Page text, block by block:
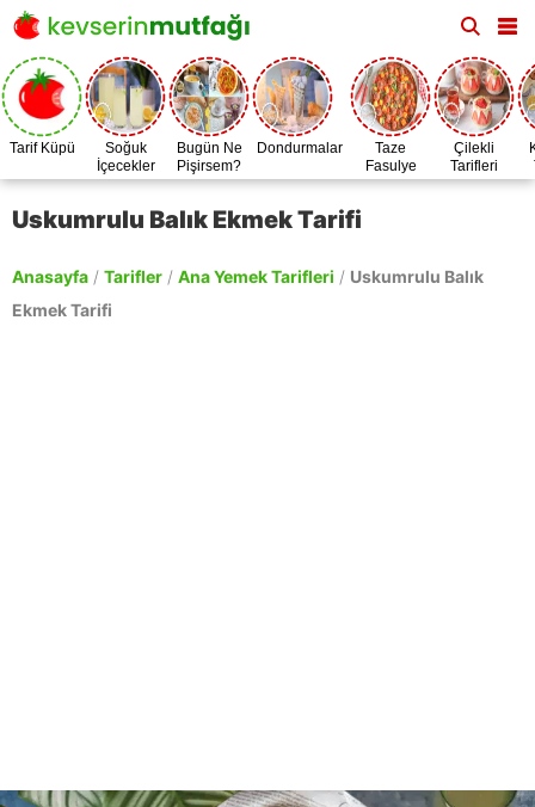
Tarif Küpü
Soğuk
İçecekler
Bugün Ne
Pişirsem?
Dondurmalar
Taze
Fasulye
Zamanı
Çilekli
Tarifleri
Uskumrulu Balık Ekmek Tarifi
Anasayfa / Tarifler / Ana Yemek Tarifleri / Uskumrulu Balık
Ekmek Tarifi